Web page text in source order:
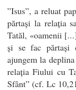
”Isus”, a reluat
părtași la relația
Tatăl, «oamenii
și se fac părtași
ajungem la
relația Fiului cu
Sfânt” (cf. Lc